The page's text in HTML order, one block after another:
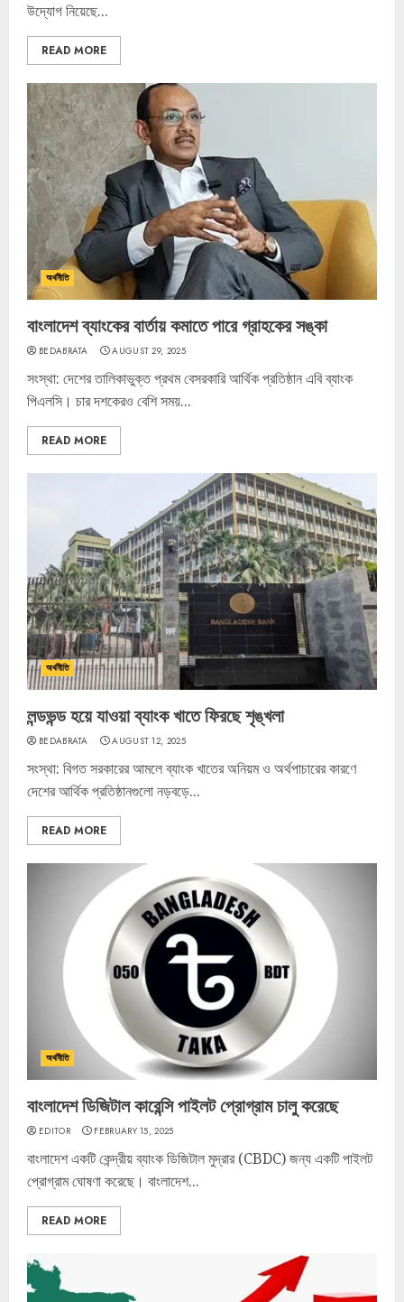
উদ্যোগ নিয়েছে...
READ MORE
অর্থনীতি
বাংলাদেশ ব্যাংকের বার্তায় কমাতে পারে গ্রাহকের সঙ্কা
BEDABRATA AUGUST 29, 2025
সংস্থা: দেশের তালিকাভুক্ত প্রথম বেসরকারি আর্থিক প্রতিষ্ঠান এবি ব্যাংক
পিএলসি। চার দশকেরও বেশি সময়...
READ MORE
অর্থনীতি
লন্ডভন্ড হয়ে যাওয়া ব্যাংক খাতে ফিরছে শৃঙ্খলা
BEDABRATA AUGUST 12, 2025
সংস্থা: বিগত সরকারের আমলে ব্যাংক খাতের অনিয়ম ও অর্থপাচারের কারণে
দেশের আর্থিক প্রতিষ্ঠানগুলো নড়বড়ে...
READ MORE
অর্থনীতি
বাংলাদেশ ডিজিটাল কারেন্সি পাইলট প্রোগ্রাম চালু করেছে
EDITOR FEBRUARY 15, 2025
বাংলাদেশ একটি কেন্দ্রীয় ব্যাংক ডিজিটাল মুদ্রার (CBDC) জন্য একটি পাইলট
প্রোগ্রাম ঘোষণা করেছে। বাংলাদেশ...
READ MORE